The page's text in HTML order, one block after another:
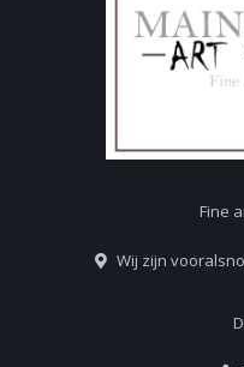
Fine
Wij zijn